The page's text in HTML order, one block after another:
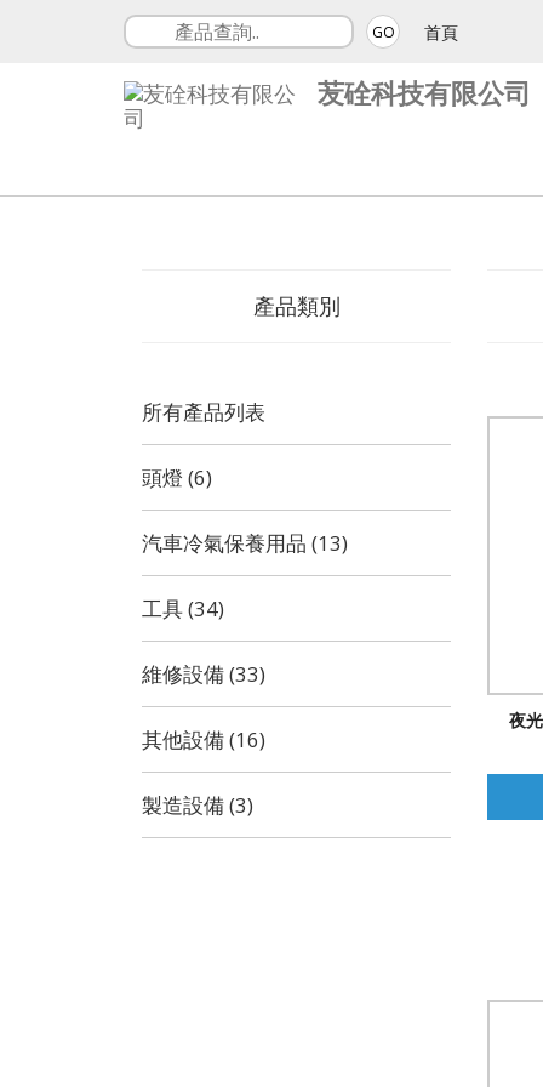
GO 首頁
苃硂科技有限公司
產品類別
所有產品列表
頭燈 (6)
汽車冷氣保養用品 (13)
工具 (34)
維修設備 (33)
其他設備 (16)
製造設備 (3)
夜